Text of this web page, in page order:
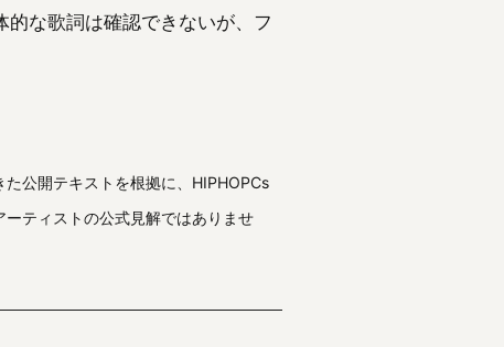
な歌詞は確認できないが、フ
公開テキストを根拠に、HIPHOPCs
ティストの公式見解ではありませ